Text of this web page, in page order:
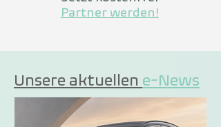
Partner werden!
Unsere aktuellen ​ e-News